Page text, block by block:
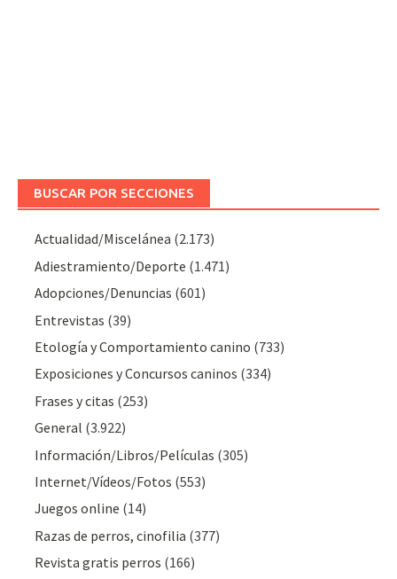
BUSCAR POR SECCIONES
Actualidad/Miscelánea (2.173)
Adiestramiento/Deporte (1.471)
Adopciones/Denuncias (601)
Entrevistas (39)
Etología y Comportamiento canino (733)
Exposiciones y Concursos caninos (334)
Frases y citas (253)
General (3.922)
Información/Libros/Películas (305)
Internet/Vídeos/Fotos (553)
Juegos online (14)
Razas de perros, cinofilia (377)
Revista gratis perros (166)